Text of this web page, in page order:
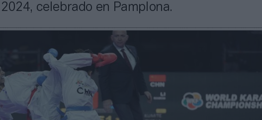
celebrado en Pamplona.